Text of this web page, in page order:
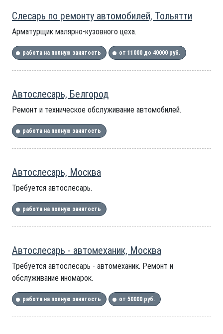
Слесарь по ремонту автомобилей, Тольятти
Арматурщик малярно-кузовного цеха.
работа на полную занятость от 11000 до 40000 руб.
Автослесарь, Белгород
Ремонт и техническое обслуживание автомобилей.
работа на полную занятость
Автослесарь, Москва
Требуется автослесарь.
работа на полную занятость
Автослесарь - автомеханик, Москва
Требуется автослесарь - автомеханик. Ремонт и
обслуживание иномарок.
работа на полную занятость от 50000 руб.